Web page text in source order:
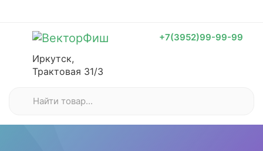
+7(3952)99-99-99
Иркутск,
Трактовая 31/3